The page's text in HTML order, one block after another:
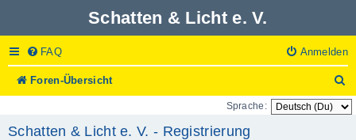
Schatten & Licht e. V.
FAQ Anmelden
Foren-Übersicht
u
c
Sprache:
Schatten & Licht e. V. - Registrierung